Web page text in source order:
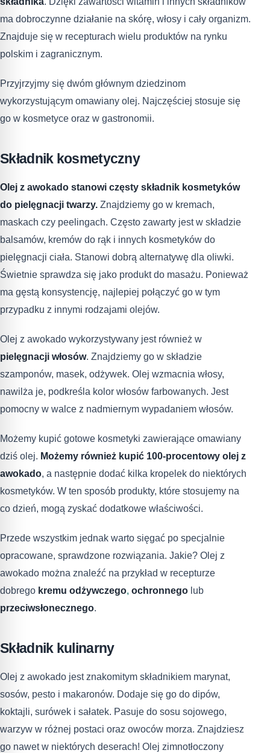
ma dobroczynne działanie na skórę, włosy i cały organizm.
Znajduje się w recepturach wielu produktów na rynku
polskim i zagranicznym.
Przyjrzyjmy się dwóm głównym dziedzinom
wykorzystującym omawiany olej. Najczęściej stosuje się
go w kosmetyce oraz w gastronomii.
Składnik kosmetyczny
Olej z awokado stanowi częsty składnik kosmetyków
do pielęgnacji twarzy. Znajdziemy go w kremach,
maskach czy peelingach. Często zawarty jest w składzie
balsamów, kremów do rąk i innych kosmetyków do
pielęgnacji ciała. Stanowi dobrą alternatywę dla oliwki.
Świetnie sprawdza się jako produkt do masażu. Ponieważ
ma gęstą konsystencję, najlepiej połączyć go w tym
przypadku z innymi rodzajami olejów.
Olej z awokado wykorzystywany jest również w
pielęgnacji włosów. Znajdziemy go w składzie
szamponów, masek, odżywek. Olej wzmacnia włosy,
nawilża je, podkreśla kolor włosów farbowanych. Jest
pomocny w walce z nadmiernym wypadaniem włosów.
Możemy kupić gotowe kosmetyki zawierające omawiany
dziś olej. Możemy również kupić 100-procentowy olej z
awokado, a następnie dodać kilka kropelek do niektórych
kosmetyków. W ten sposób produkty, które stosujemy na
co dzień, mogą zyskać dodatkowe właściwości.
Przede wszystkim jednak warto sięgać po specjalnie
opracowane, sprawdzone rozwiązania. Jakie? Olej z
awokado można znaleźć na przykład w recepturze
dobrego kremu odżywczego, ochronnego lub
przeciwsłonecznego.
Składnik kulinarny
Olej z awokado jest znakomitym składnikiem marynat,
sosów, pesto i makaronów. Dodaje się go do dipów,
koktajli, surówek i sałatek. Pasuje do sosu sojowego,
warzyw w różnej postaci oraz owoców morza. Znajdziesz
go nawet w niektórych deserach! Olej zimnotłoczony